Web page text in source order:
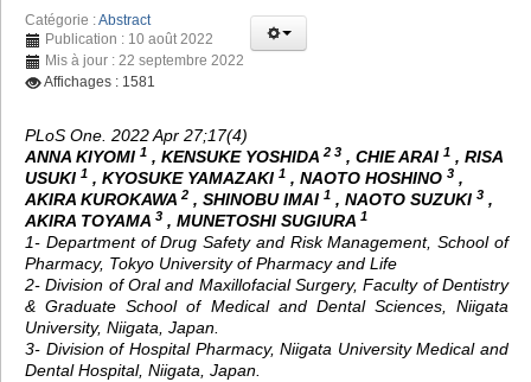
Catégorie :Abstract
Publication : 10 août 2022
Mis à jour : 22 septembre 2022
Affichages : 1581
PLoS One. 2022 Apr 27;17(4)
ANNA KIYOMI 1 , KENSUKE YOSHIDA 2 3 , CHIE ARAI 1 , RISA
USUKI 1 , KYOSUKE YAMAZAKI 1 , NAOTO HOSHINO 3 ,
AKIRA KUROKAWA 2 , SHINOBU IMAI 1 , NAOTO SUZUKI 3 ,
AKIRA TOYAMA 3 , MUNETOSHI SUGIURA 1
1- Department of Drug Safety and Risk Management, School of
Pharmacy, Tokyo University of Pharmacy and Life
2- Division of Oral and Maxillofacial Surgery, Faculty of Dentistry
& Graduate School of Medical and Dental Sciences, Niigata
University, Niigata, Japan.
3- Division of Hospital Pharmacy, Niigata University Medical and
Dental Hospital, Niigata, Japan.